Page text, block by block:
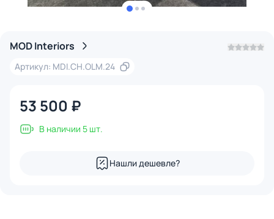
MOD Interiors
Артикул: MDI.CH.OLM.24
53 500 ₽
В наличии 5 шт.
Нашли дешевле?